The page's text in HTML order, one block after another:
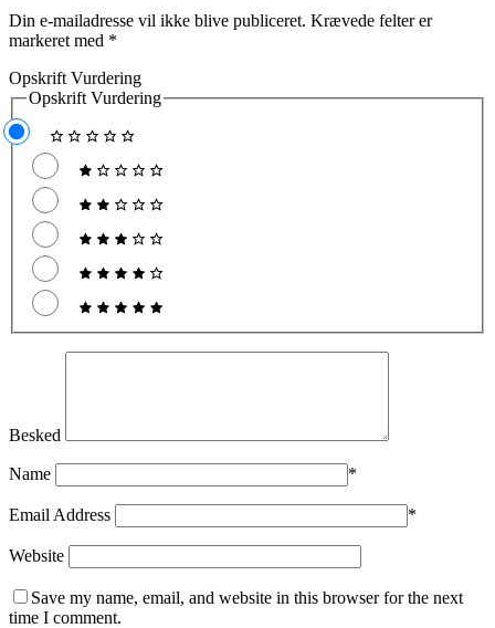
Din e-mailadresse vil ikke blive publiceret. Krævede felter er
markeret med *
Opskrift Vurdering
Opskrift Vurdering
Besked
Name *
Email Address *
Website
Save my name, email, and website in this browser for the next
time I comment.